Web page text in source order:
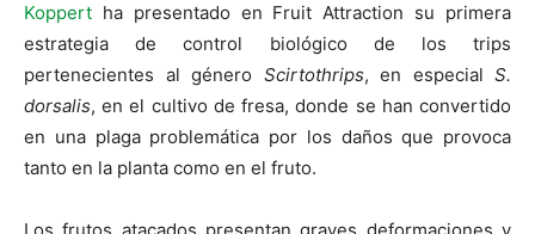
Koppert ha presentado en Fruit Attraction su primera
estrategia de control biológico de los trips
pertenecientes al género Scirtothrips, en especial S.
dorsalis, en el cultivo de fresa, donde se han convertido
en una plaga problemática por los daños que provoca
tanto en la planta como en el fruto.